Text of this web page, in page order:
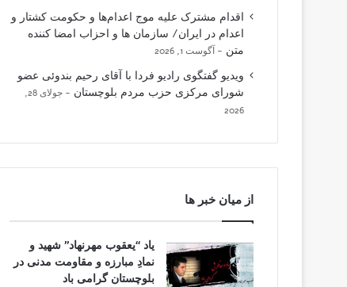
اقدام مشترک علیه موج اعدام‌ها و حکومت کشتار و
اعدام در ایران/ سازمان ها و احزاب امضا کننده
متن
آگوست 1, 2026
ویدیو گفتگوی رادیو فردا با آقای رحیم بندوئی عضو
شورای مرکزی حزب مردم بلوچستان
جولای 28,
2026
از میان خبر ها
یاد “یعقوب مهرنهاد” شهید و
نمادِ مبارزه و مقاومت مدنی در
بلوچستان گرامی باد